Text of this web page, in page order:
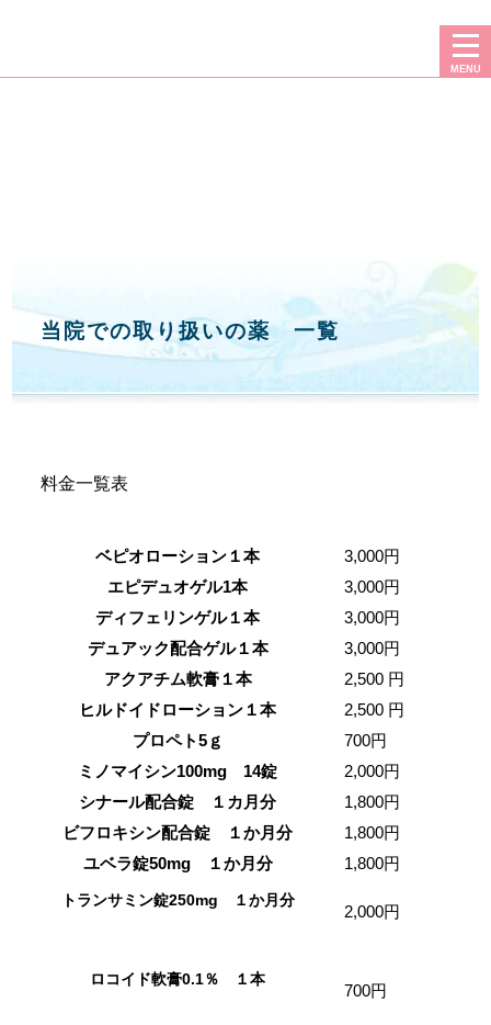
MENU
当院での取り扱いの薬 一覧
料金一覧表
ベピオローション１本
3,000円
エピデュオゲル1本
3,000円
ディフェリンゲル１本
3,000円
デュアック配合ゲル１本
3,000円
アクアチム軟膏１本
2,500 円
ヒルドイドローション１本
2,500 円
プロペト5ｇ
700円
ミノマイシン100mg 14錠
2,000円
シナール配合錠 １カ月分
1,800円
ビフロキシン配合錠 １か月分
1,800円
ユベラ錠50mg １か月分
1,800円
トランサミン錠250mg １か月分
2,000円
ロコイド軟膏0.1％ １本
700円